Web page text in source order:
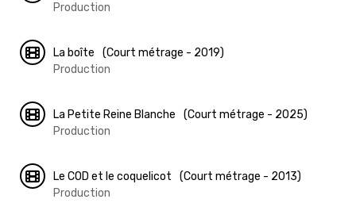
Production
La boîte
(Court métrage - 2019)
Production
La Petite Reine Blanche
(Court métrage - 2025)
Production
Le COD et le coquelicot
(Court métrage - 2013)
Production